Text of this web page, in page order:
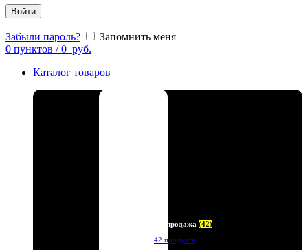
Войти
Забыли пароль?
Запомнить меня
0 пунктов / 0 руб.
Каталог товаров
Распродажа (42)
42 продукта